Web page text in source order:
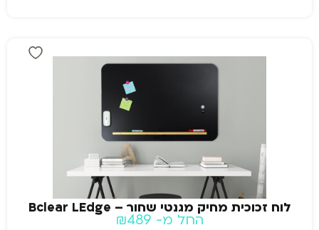
לוח זכוכית מחיק מגנטי שחור – Bclear LEdge
החל מ- ₪489